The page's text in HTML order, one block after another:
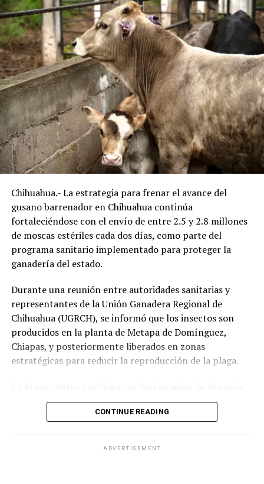
Chihuahua.- La estrategia para frenar el avance del
gusano barrenador en Chihuahua continúa
fortaleciéndose con el envío de entre 2.5 y 2.8 millones
de moscas estériles cada dos días, como parte del
programa sanitario implementado para proteger la
ganadería del estado.
Durante una reunión entre autoridades sanitarias y
representantes de la Unión Ganadera Regional de
Chihuahua (UGRCH), se informó que los insectos son
producidos en la planta de Metapa de Domínguez,
Chiapas, y posteriormente liberados en zonas
estratégicas para reducir la reproducción de la plaga.
quienes explicaron que, además de la liberación de
moscas estériles, es indispensable mantener una
oportunamente cualquier caso sospechoso, ya que la
CONTINUE READING
ADVERTISEMENT